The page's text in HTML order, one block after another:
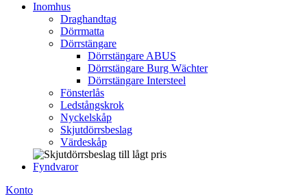
Inomhus
Draghandtag
Dörrmatta
Dörrstängare
Dörrstängare ABUS
Dörrstängare Burg Wächter
Dörrstängare Intersteel
Fönsterlås
Ledstångskrok
Nyckelskåp
Skjutdörrsbeslag
Värdeskåp
Fyndvaror
Konto